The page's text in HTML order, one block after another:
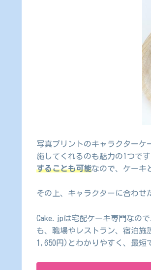
写真プリントのキャラクターケ
施してくれるのも魅力の1つで
することも可能なので、ケーキ
その上、キャラクターに合わせ
Cake.jpは宅配ケーキ専門なの
も、職場やレストラン、宿泊施
1,650円)とわかりやすく、最短